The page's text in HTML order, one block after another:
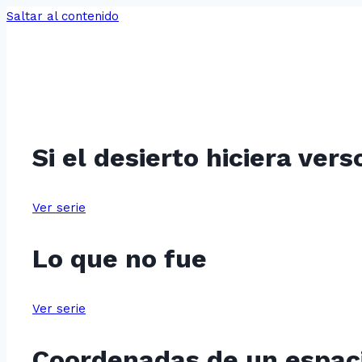
Saltar al contenido
Si el desierto hiciera
Ver serie
Lo que no fue
Ver serie